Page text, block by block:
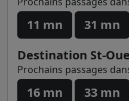
11 mn
31 mn
Destination St-
Prochains passages
16 mn 33 mn